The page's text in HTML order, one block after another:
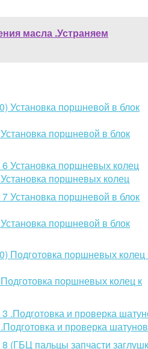
масла .Устраняем
поршневой в блок
поршневых колец
поршневой в блок
поршневых колец к
и проверка шатунов